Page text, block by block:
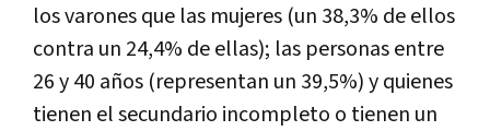
los varones que las mujeres (un 38,3% de ellos
contra un 24,4% de ellas); las personas entre
26 y 40 años (representan un 39,5%) y quienes
tienen el secundario incompleto o tienen un